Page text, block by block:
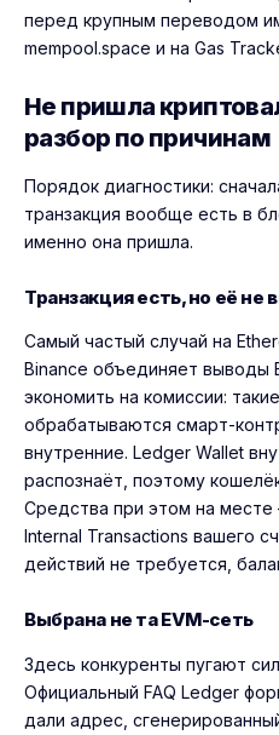
перед крупным переводом
mempool.space и на Gas
Не пришла
разбор по причинам
Порядок диагностики:
транзакция вообще есть в
именно она пришла.
Транзакция есть, но её не
Самый частый случай на
Binance объединяет выводы
экономить на комиссии:
обрабатываются смарт-
внутренние. Ledger Wallet
распознаёт, поэтому
Средства при этом на
Internal Transactions вашего
действий не требуется,
Выбрана не та EVM-сеть
Здесь конкуренты пугают
Официальный FAQ Ledger
дали адрес,